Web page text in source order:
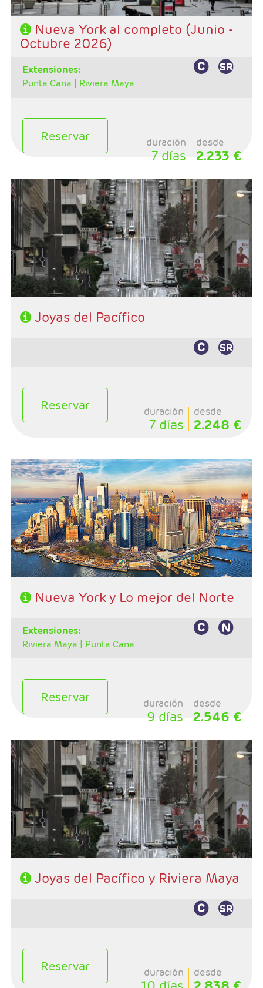
Nueva York al completo (Junio -
Octubre 2026)
extensiones:
Punta Cana | Riviera Maya
Reservar duración
7 días
desde
2.233 €
- Salida: Jueves
- Ruta: San Francisco - Monterey - Carmel - Lompoc -
Santa Bárbara - Los Angeles
- Categoría hotelera: 3*- 4*
- Régimen: Alojamiento y desayuno
Joyas del Pacífico
Reservar duración
7 días
desde
2.248 €
- Salidas: Martes
- Ruta: Nueva York - Philadelphia - Washington -
Niagara - Nueva York (posibilidad de ampliar noches)
- Categoría hotelera: Circuito 4* y hotel de su elección
en Nueva York
- Régimen: Alojamiento y desayuno en circuito y solo
alojamiento en Nueva York
- Nota: Consultar suplemento en fechas de Navidad
Nueva York y Lo mejor del Norte
extensiones:
Riviera Maya | Punta Cana
Reservar duración
9 días
desde
2.546 €
- Salida: Jueves
- Ruta: San Francisco - Monterey - Carmel - Lompoc -
Santa Bárbara - Los Angeles
- Categoría hotelera: 3*- 4*
- Régimen: Alojamiento y desayuno
- Extensión a Riviera Maya
Joyas del Pacífico y Riviera Maya
Reservar duración desde